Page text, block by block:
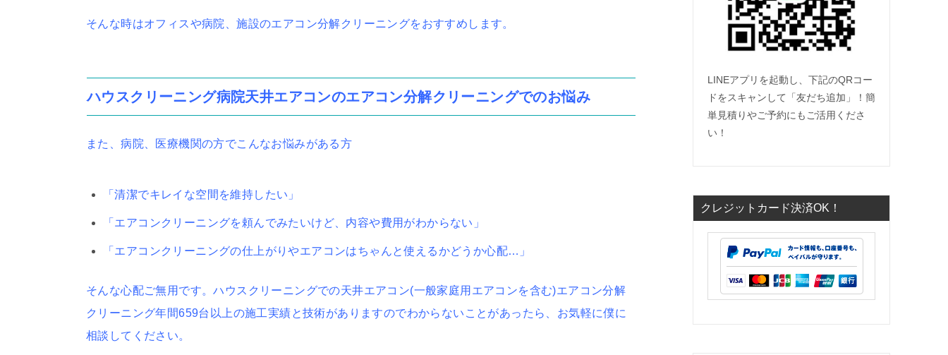
そんな時はオフィスや病院、施設のエアコン分解クリーニングをおすすめします。
ハウスクリーニング病院天井エアコンのエアコン分解クリーニングでのお悩み
また、病院、医療機関の方でこんなお悩みがある方
「清潔でキレイな空間を維持したい」
「エアコンクリーニングを頼んでみたいけど、内容や費用がわからない」
「エアコンクリーニングの仕上がりやエアコンはちゃんと使えるかどうか心配…」
そんな心配ご無用です。ハウスクリーニングでの天井エアコン(一般家庭用エアコンを含む)エアコン分解
クリーニング年間659台以上の施工実績と技術がありますのでわからないことがあったら、お気軽に僕に
相談してください。
LINEアプリを起動し、下記のQRコー
ドをスキャンして「友だち追加」！簡
単見積りやご予約にもご活用くださ
い！
クレジットカード決済OK！